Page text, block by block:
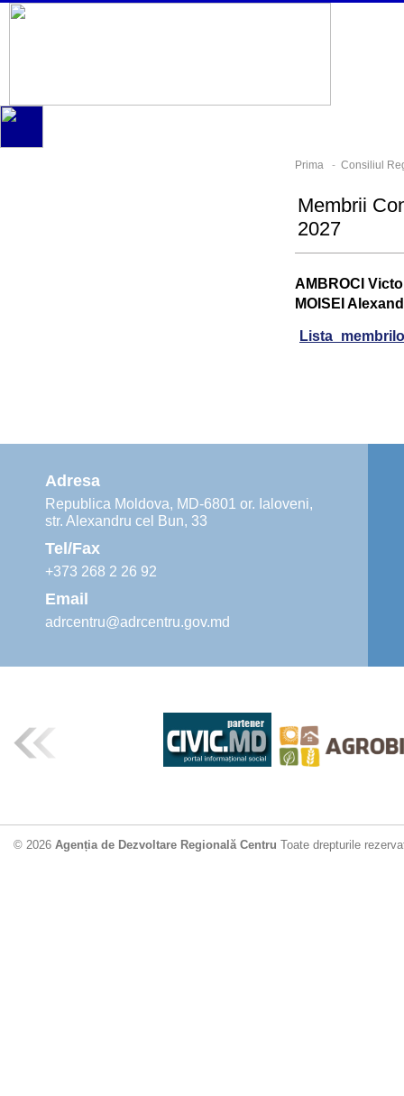
Prima - Consiliul
Membrii
2027
AMBROCI
MOISEI
Adresa
Republica Moldova, MD-6801 or. Ialoveni,
str. Alexandru cel Bun, 33
Tel/Fax
+373 268 2 26 92
Email
adrcentru@adrcentru.gov.md
© 2026 Agenția de Dezvoltare Regională Centru Toate drepturile